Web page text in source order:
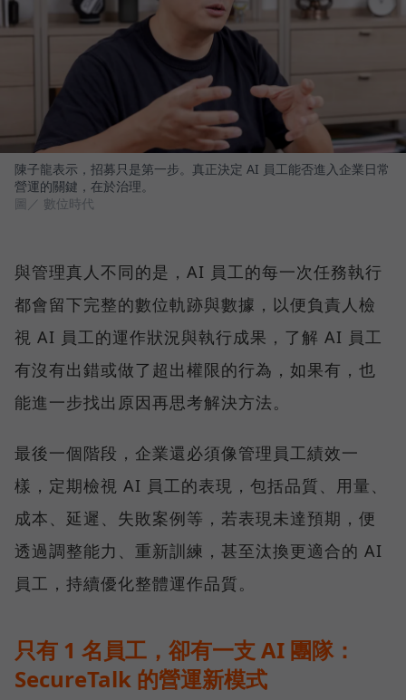
陳子龍表示，招募只是第一步。真正決定 AI 員工能否進入企業日常
營運的關鍵，在於治理。
圖／ 數位時代
與管理真人不同的是，AI 員工的每一次任務執行
都會留下完整的數位軌跡與數據，以便負責人檢
視 AI 員工的運作狀況與執行成果，了解 AI 員工
有沒有出錯或做了超出權限的行為，如果有，也
能進一步找出原因再思考解決方法。
最後一個階段，企業還必須像管理員工績效一
樣，定期檢視 AI 員工的表現，包括品質、用量、
成本、延遲、失敗案例等，若表現未達預期，便
透過調整能力、重新訓練，甚至汰換更適合的 AI
員工，持續優化整體運作品質。
只有 1 名員工，卻有一支 AI 團隊：
SecureTalk 的營運新模式